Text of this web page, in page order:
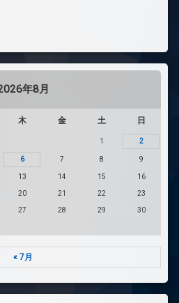
年8月
木 金 土 日
1 2
6 7 8 9
13 14 15 16
20 21 22 23
27 28 29 30
« 7月